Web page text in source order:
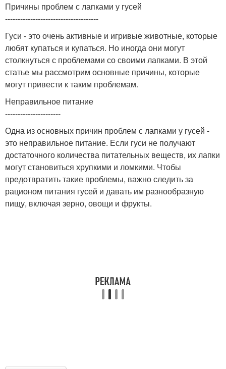
Причины проблем с лапками у гусей
-------------------------------------
Гуси - это очень активные и игривые животные, которые
любят купаться и купаться. Но иногда они могут
столкнуться с проблемами со своими лапками. В этой
статье мы рассмотрим основные причины, которые
могут привести к таким проблемам.
Неправильное питание
----------------------
Одна из основных причин проблем с лапками у гусей -
это неправильное питание. Если гуси не получают
достаточного количества питательных веществ, их лапки
могут становиться хрупкими и ломкими. Чтобы
предотвратить такие проблемы, важно следить за
рационом питания гусей и давать им разнообразную
пищу, включая зерно, овощи и фрукты.